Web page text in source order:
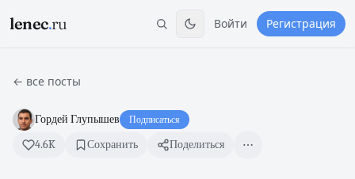
lenec.ru Войти Регистрация
← все посты
Гордей Глупышев Подписаться
4.6K Сохранить Поделиться